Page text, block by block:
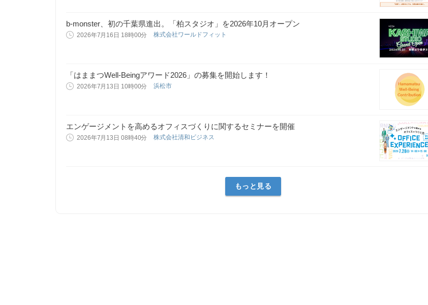
b-monster、初の千葉県進出。「柏スタジオ」を2026年10月オープン
2026年7月16日 18時00分 株式会社ワールドフィット
「はままつWell-Beingアワード2026」の募集を開始します！
2026年7月13日 10時00分 浜松市
エンゲージメントを高めるオフィスづくりに関するセミナーを開催
2026年7月13日 08時40分 株式会社清和ビジネス
もっと見る